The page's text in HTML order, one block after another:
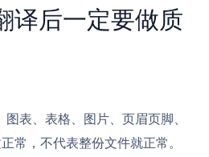
译后一定要做质
表、表格、图片、页眉页脚、
常，不代表整份文件就正常。